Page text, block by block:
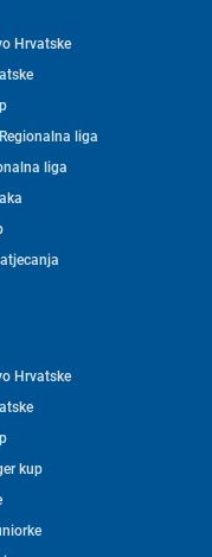
Hrvatske
liga
liga
Hrvatske
kup